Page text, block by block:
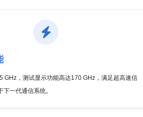
GHz，测试显示功能高达170 GHz，满足超高速信
一代通信系统。